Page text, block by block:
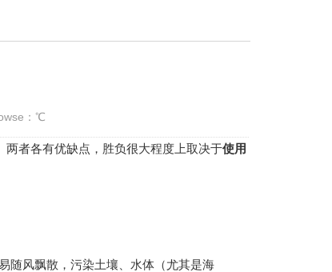
：℃
两者各有优缺点，胜负很大程度上取决于使用
随风飘散，污染土壤、水体（尤其是海